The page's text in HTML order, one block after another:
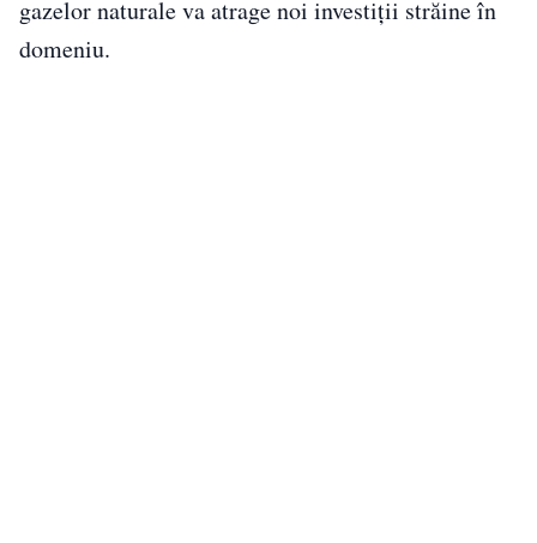
gazelor naturale va atrage noi investiţii străine în
domeniu.